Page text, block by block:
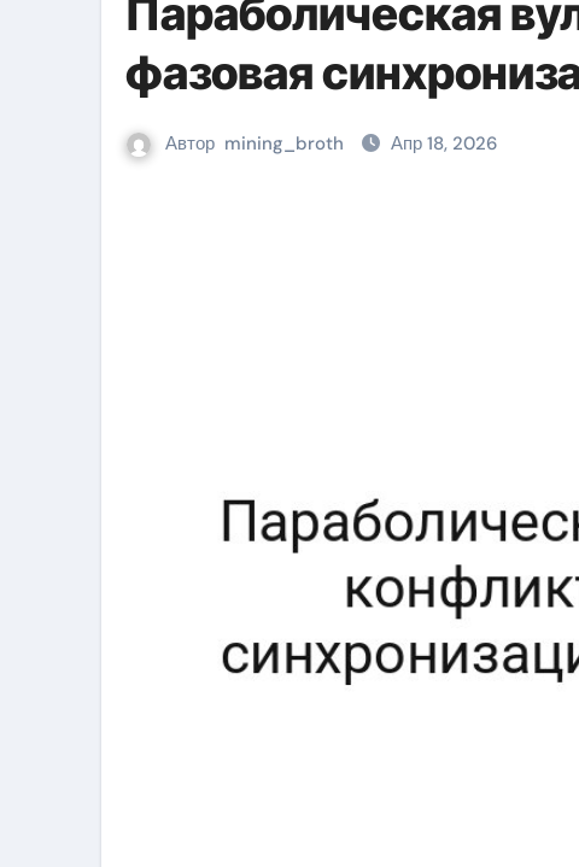
Параболическая
фазовая
Автор mining_broth Апр 18, 2026